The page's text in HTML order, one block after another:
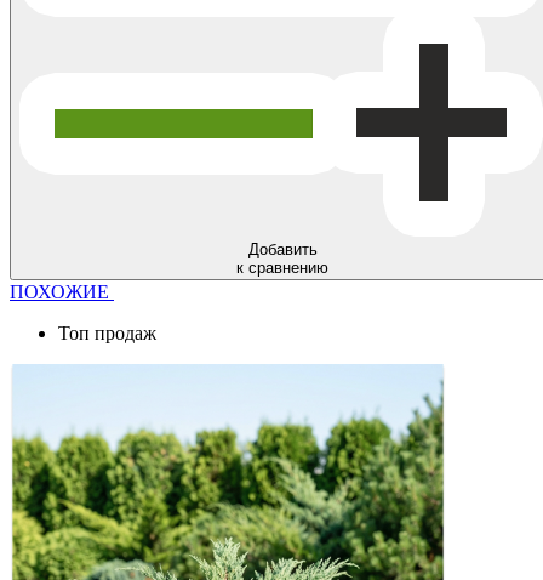
Добавить
к сравнению
ПОХОЖИЕ
Топ продаж